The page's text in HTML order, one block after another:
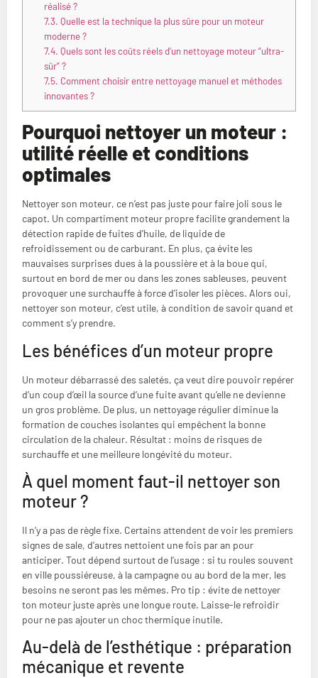
réalisé ?
7.3. Quelle est la technique la plus sûre pour un moteur
moderne ?
7.4. Quels sont les coûts réels d’un nettoyage moteur “ultra-
sûr” ?
7.5. Comment choisir entre nettoyage manuel et méthodes
innovantes ?
Pourquoi nettoyer un moteur :
utilité réelle et conditions
optimales
Nettoyer son moteur, ce n’est pas juste pour faire joli sous le
capot. Un compartiment moteur propre facilite grandement la
détection rapide de fuites d’huile, de liquide de
refroidissement ou de carburant. En plus, ça évite les
mauvaises surprises dues à la poussière et à la boue qui,
surtout en bord de mer ou dans les zones sableuses, peuvent
provoquer une surchauffe à force d’isoler les pièces. Alors oui,
nettoyer son moteur, c’est utile, à condition de savoir quand et
comment s’y prendre.
Les bénéfices d’un moteur propre
Un moteur débarrassé des saletés, ça veut dire pouvoir repérer
d’un coup d’œil la source d’une fuite avant qu’elle ne devienne
un gros problème. De plus, un nettoyage régulier diminue la
formation de couches isolantes qui empêchent la bonne
circulation de la chaleur. Résultat : moins de risques de
surchauffe et une meilleure longévité du moteur.
À quel moment faut-il nettoyer son
moteur ?
Il n’y a pas de règle fixe. Certains attendent de voir les premiers
signes de sale, d’autres nettoient une fois par an pour
anticiper. Tout dépend surtout de l’usage : si tu roules souvent
en ville poussiéreuse, à la campagne ou au bord de la mer, les
besoins ne seront pas les mêmes. Pro tip : évite de nettoyer
ton moteur juste après une longue route. Laisse-le refroidir
pour ne pas ajouter un choc thermique inutile.
Au-delà de l’esthétique : préparation
mécanique et revente